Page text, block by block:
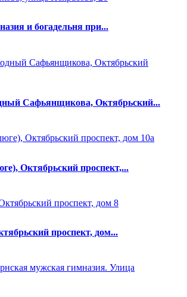
и богадельня при...
Сафьянщикова, Октябрьский...
Октябрьский проспект,...
проспект, дом...